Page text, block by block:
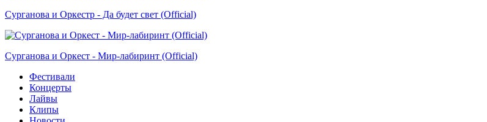
Сурганова и Оркестр - Да будет свет (Official)
Сурганова и Оркест - Мир-лабиринт (Official)
Фестивали
Концерты
Лайвы
Клипы